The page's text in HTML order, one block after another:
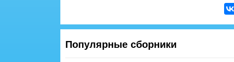
Популярные сборники